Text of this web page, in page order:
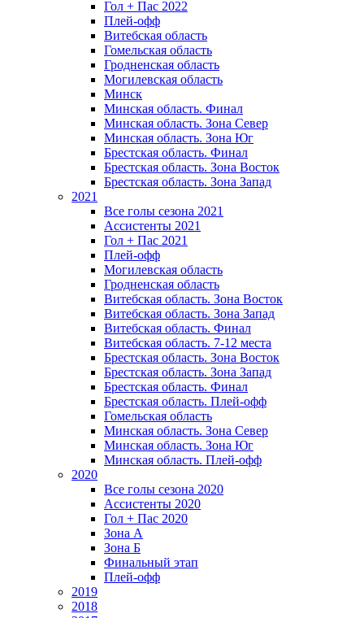
Гол + Пас 2022
Плей-офф
Витебская область
Гомельская область
Гродненская область
Могилевская область
Минск
Mинская область. Финал
Минская область. Зона Север
Минская область. Зона Юг
Брестская область. Финал
Брестская область. Зона Восток
Брестская область. Зона Запад
2021
Все голы сезона 2021
Ассистенты 2021
Гол + Пас 2021
Плей-офф
Могилевская область
Гродненская область
Витебская область. Зона Восток
Витебская область. Зона Запад
Витебская область. Финал
Витебская область. 7-12 места
Брестская область. Зона Восток
Брестская область. Зона Запад
Брестская область. Финал
Брестская область. Плей-офф
Гомельская область
Минская область. Зона Север
Минская область. Зона Юг
Минская область. Плей-офф
2020
Все голы сезона 2020
Ассистенты 2020
Гол + Пас 2020
Зона А
Зона Б
Финальный этап
Плей-офф
2019
2018